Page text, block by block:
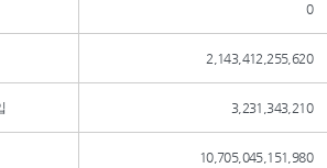
0
2,143,412,255,620
3,231,343,210
10,705,045,151,980